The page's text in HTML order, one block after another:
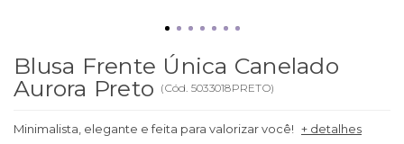
Blusa Frente Única Canelado
Aurora Preto (Cód. 5033018PRETO)
Minimalista, elegante e feita para valorizar você! + detalhes